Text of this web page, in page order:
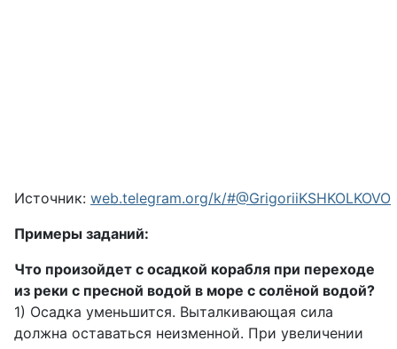
Источник: web.telegram.org/k/#@GrigoriiKSHKOLKOVO
Примеры заданий:
Что произойдет с осадкой корабля при переходе
из реки с пресной водой в море с солёной водой?
1) Осадка уменьшится. Выталкивающая сила
должна оставаться неизменной. При увеличении